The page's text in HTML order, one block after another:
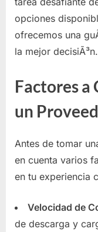
opciones
ofrecemos una
la mejor decisiÃ³n.
Factores a
un
Antes de tomar
en cuenta varios
en tu experiencia
Velocidad de
de descarga y